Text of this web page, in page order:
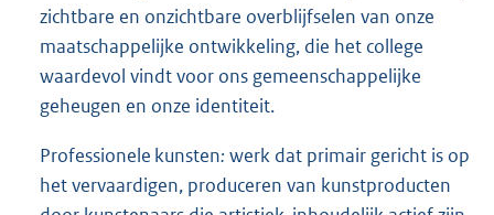
zichtbare en onzichtbare overblijfselen van onze
maatschappelijke ontwikkeling, die het college
waardevol vindt voor ons gemeenschappelijke
geheugen en onze identiteit.
Professionele kunsten: werk dat primair gericht is op
het vervaardigen, produceren van kunstproducten